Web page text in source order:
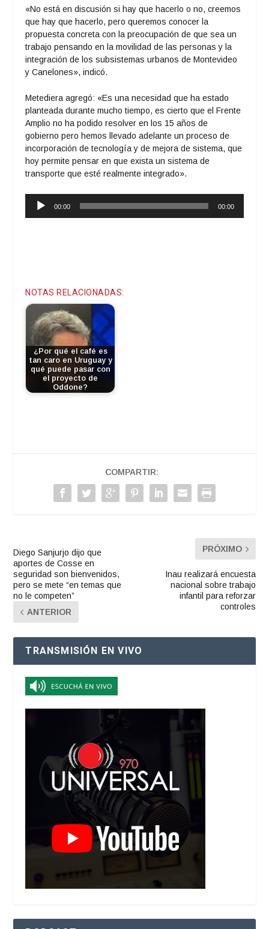
«No está en discusión si hay que hacerlo o no, creemos
que hay que hacerlo, pero queremos conocer la
propuesta concreta con la preocupación de que sea un
trabajo pensando en la movilidad de las personas y la
integración de los subsistemas urbanos de Montevideo
y Canelones», indicó.
Metediera agregó: «Es una necesidad que ha estado
planteada durante mucho tiempo, es cierto que el Frente
Amplio no ha podido resolver en los 15 años de
gobierno pero hemos llevado adelante un proceso de
incorporación de tecnología y de mejora de sistema, que
hoy permite pensar en que exista un sistema de
transporte que esté realmente integrado».
Reproductor
00:00 00:00
NOTAS RELACIONADAS:
¿Por qué el café es
tan caro en Uruguay y
qué puede pasar con
el proyecto de
Oddone?
COMPARTIR:
Diego Sanjurjo dijo que
aportes de Cosse en
seguridad son bienvenidos,
pero se mete “en temas que
no le competen”
ANTERIOR
PRÓXIMO
Inau realizará encuesta
nacional sobre trabajo
infantil para reforzar
controles
TRANSMISIÓN EN VIVO